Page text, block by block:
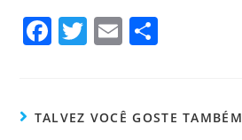
Fa
ok
T
er
E
TALVEZ VOCÊ GOSTE TAMBÉM